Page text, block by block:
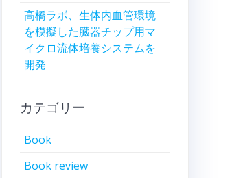
高橋ラボ、生体内血管環境
を模擬した臓器チップ用マ
イクロ流体培養システムを
開発
カテゴリー
Book
Book review